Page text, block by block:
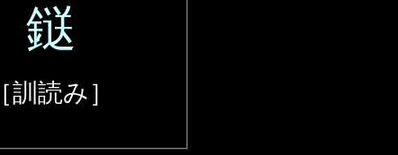
鎹
［訓読み］